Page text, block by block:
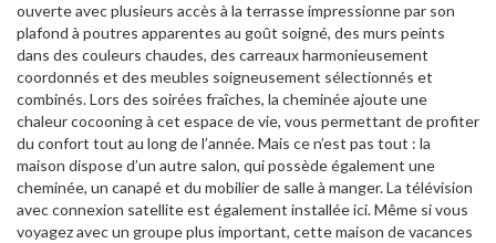
ouverte avec plusieurs accès à la terrasse impressionne par son
plafond à poutres apparentes au goût soigné, des murs peints
dans des couleurs chaudes, des carreaux harmonieusement
coordonnés et des meubles soigneusement sélectionnés et
combinés. Lors des soirées fraîches, la cheminée ajoute une
chaleur cocooning à cet espace de vie, vous permettant de profiter
du confort tout au long de l’année. Mais ce n’est pas tout : la
maison dispose d’un autre salon, qui possède également une
cheminée, un canapé et du mobilier de salle à manger. La télévision
avec connexion satellite est également installée ici. Même si vous
voyagez avec un groupe plus important, cette maison de vacances